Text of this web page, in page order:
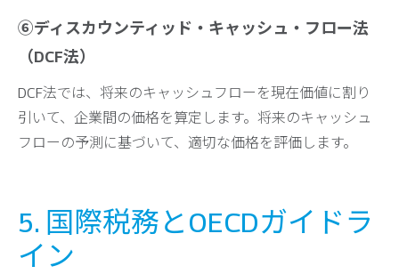
⑥ディスカウンティッド・キャッシュ・フロー法
（DCF法）
DCF法では、将来のキャッシュフローを現在価値に割り
引いて、企業間の価格を算定します。将来のキャッシュ
フローの予測に基づいて、適切な価格を評価します。
5. 国際税務とOECDガイドラ
イン